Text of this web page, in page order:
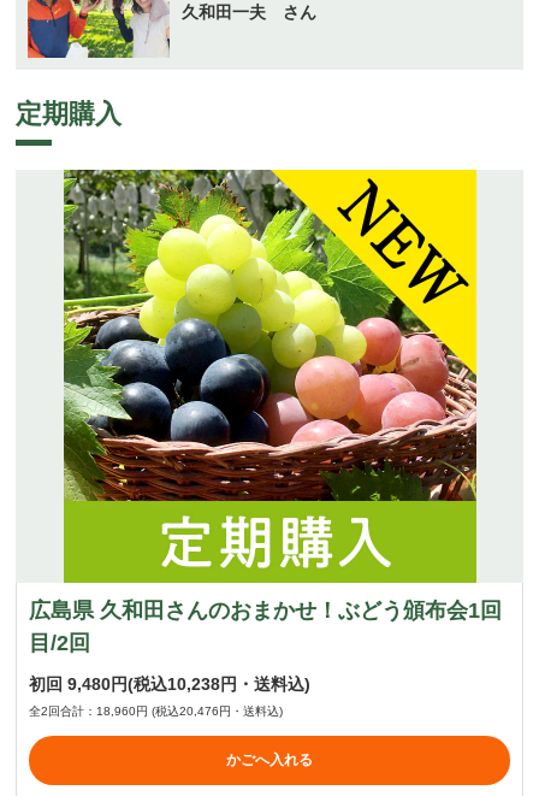
久和田一夫 さん
定期購入
広島県 久和田さんのおまかせ！ぶどう頒布会1回
目/2回
初回9,480円(税込10,238円・送料込)
全2回合計：18,960円(税込20,476円・送料込)
かごへ入れる